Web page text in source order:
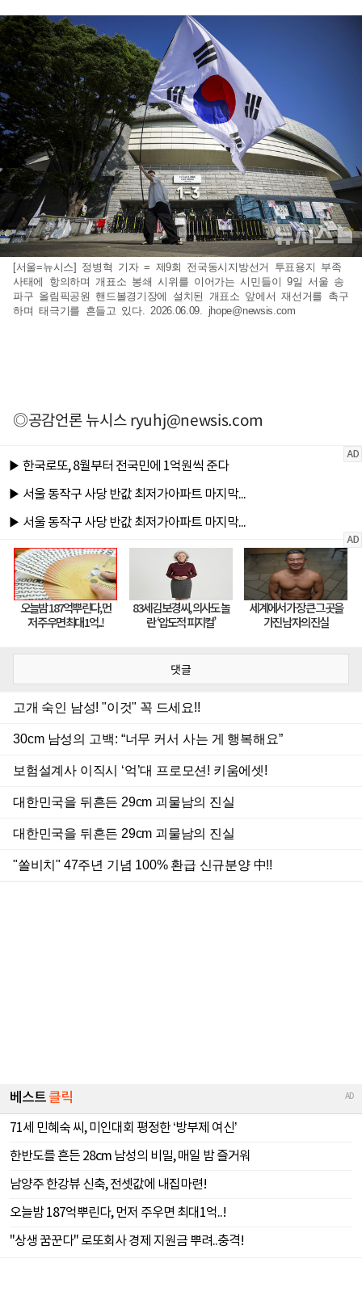
[서울=뉴시스] 정병혁 기자 = 제9회 전국동시지방선거 투표용지 부족
사태에 항의하며 개표소 봉쇄 시위를 이어가는 시민들이 9일 서울 송
파구 올림픽공원 핸드볼경기장에 설치된 개표소 앞에서 재선거를 촉구
하며 태극기를 흔들고 있다. 2026.06.09. jhope@newsis.com
◎공감언론 뉴시스ryuhj@newsis.com
댓글